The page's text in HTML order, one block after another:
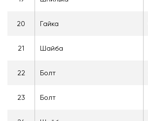
20 Гайка
21 Шайба
22 Болт
23 Болт